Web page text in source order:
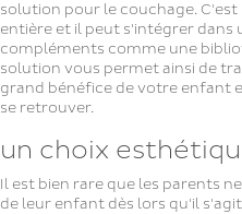
solution pour le couchage.
entière et il peut s'intégrer dans
compléments comme une
solution vous permet ainsi de
grand bénéfice de votre enfant
se retrouver.
un choix
Il est bien rare que les parents
de leur enfant dès lors qu'il